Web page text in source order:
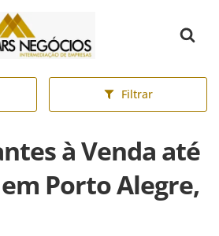
inicial
Filtrar
à Venda até
Porto Alegre,